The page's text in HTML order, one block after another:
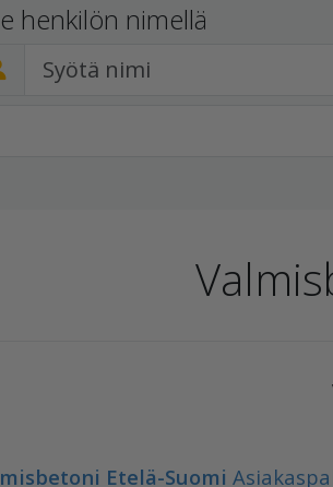
henkilön nimellä
Etelä-Suomi